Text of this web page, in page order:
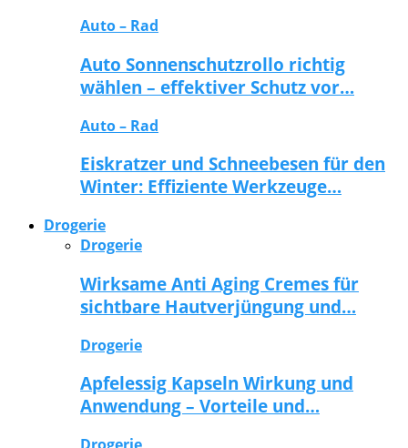
Auto – Rad
Auto Sonnenschutzrollo richtig
wählen – effektiver Schutz vor…
Auto – Rad
Eiskratzer und Schneebesen für den
Winter: Effiziente Werkzeuge…
Drogerie
Drogerie
Wirksame Anti Aging Cremes für
sichtbare Hautverjüngung und…
Drogerie
Apfelessig Kapseln Wirkung und
Anwendung – Vorteile und…